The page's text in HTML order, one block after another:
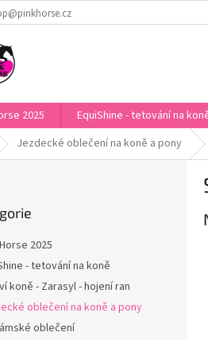
2025 EquiShine - tetování na
Jezdecké oblečení na koně a pony
2025
- tetování na koně
koně - Zarasyl - hojení ran
oblečení na koně a pony
oblečení